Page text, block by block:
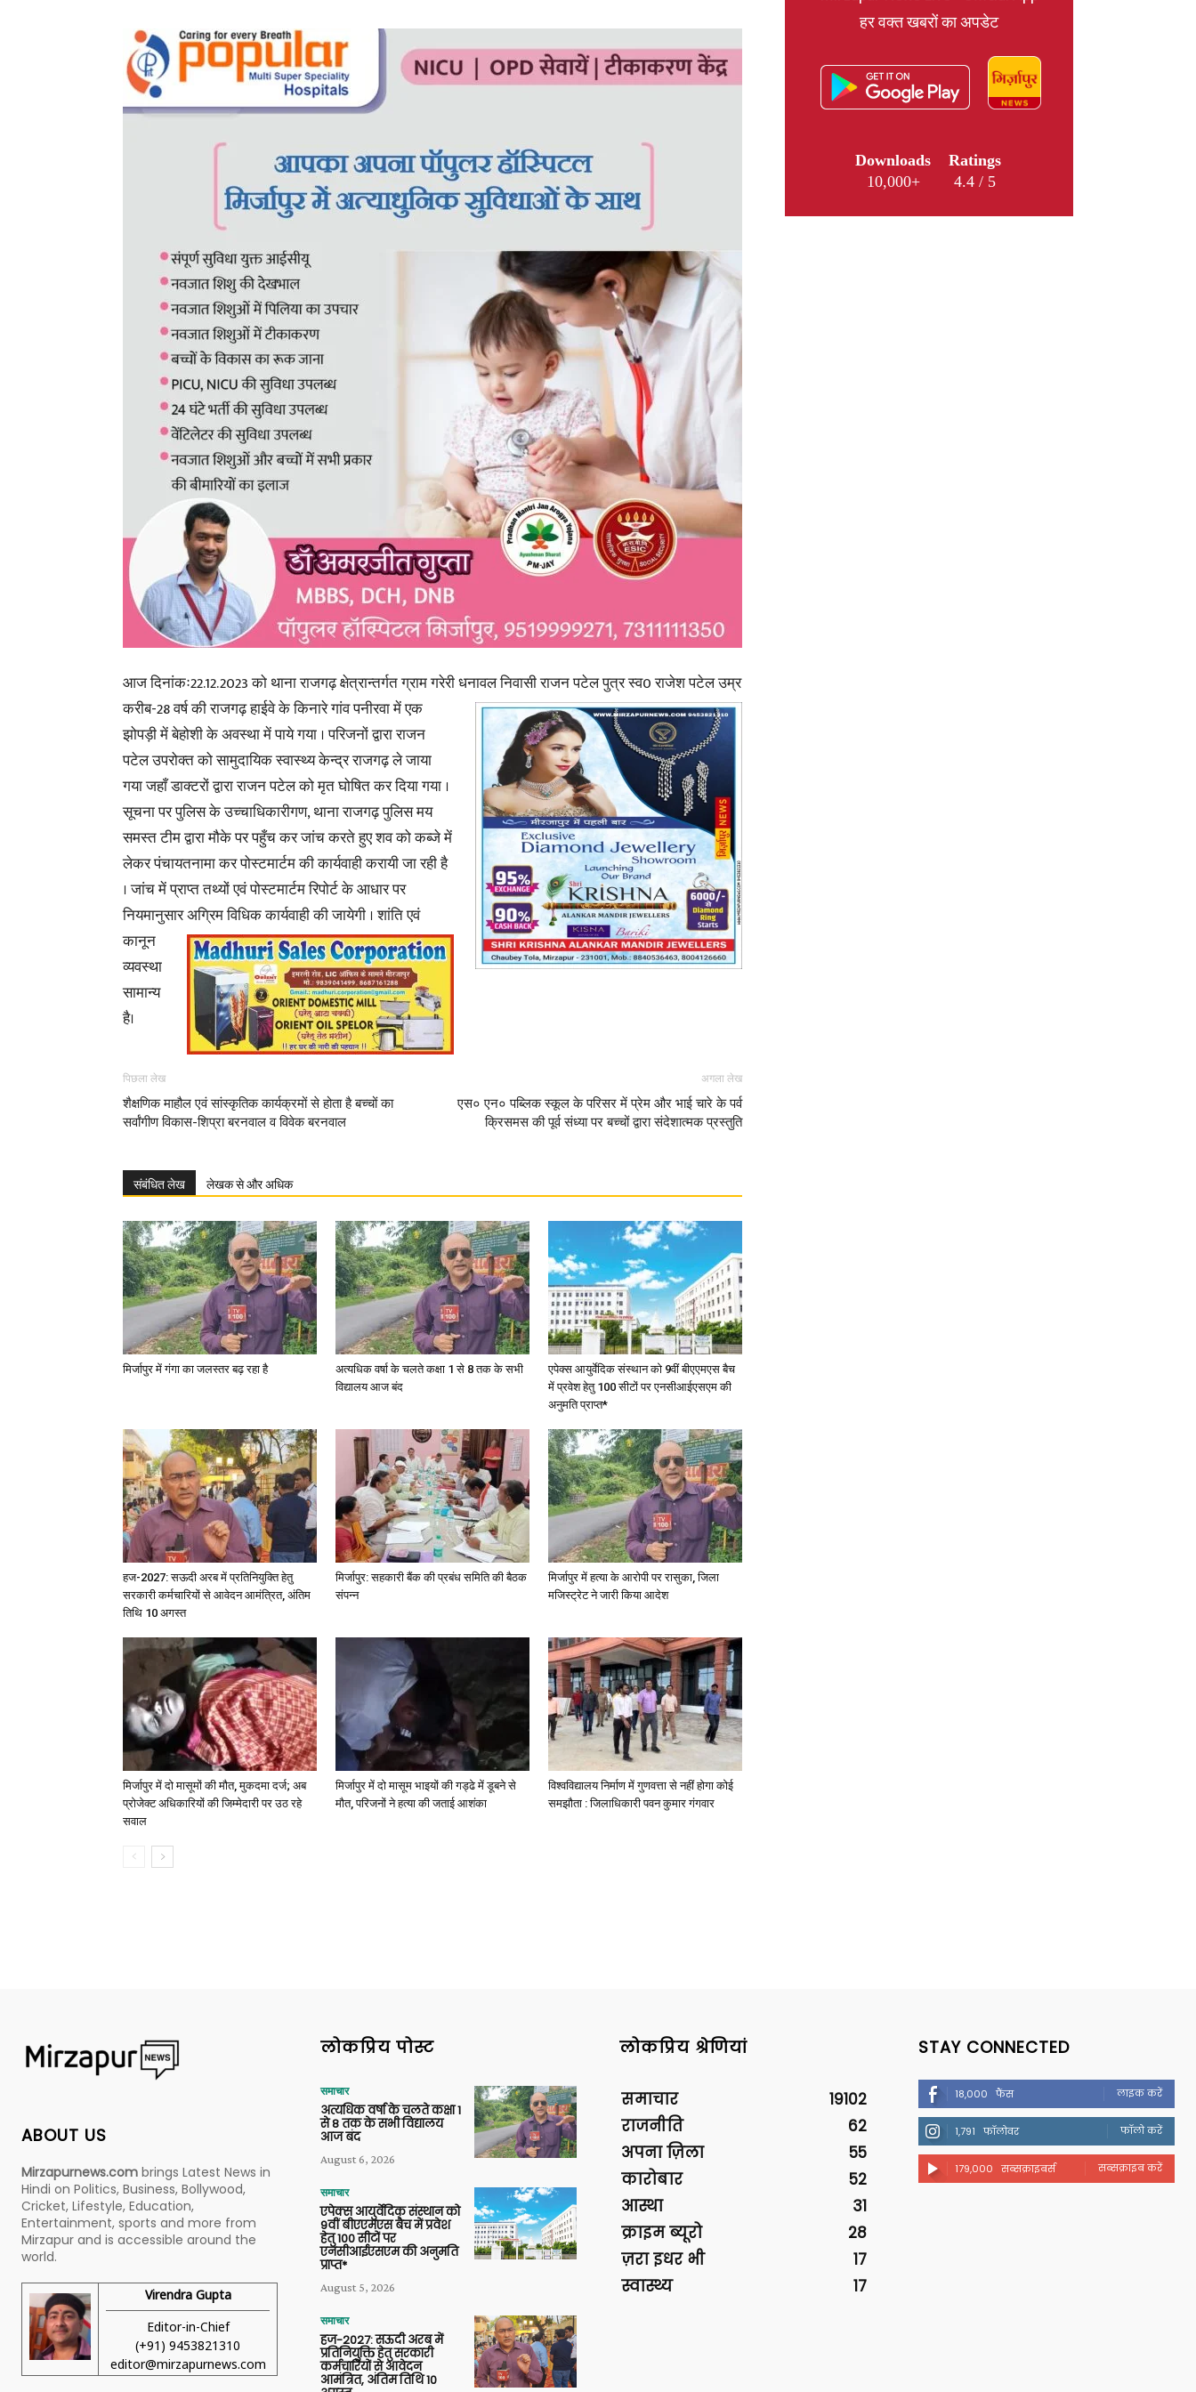
Latest
News
in
Hindi,
Today
Hindi
News
आज दिनांकः22.12.2023 को थाना राजगढ़ क्षेत्रान्तर्गत ग्राम गरेरी धनावल निवासी राजन पटेल पुत्र स्व0 राजेश पटेल उम्र
करीब-28 वर्ष की राजगढ़ हाईवे के किनारे गांव पनीरवा में एक
झोपड़ी में बेहोशी के अवस्था में पाये गया । परिजनों द्वारा राजन
पटेल उपरोक्त को सामुदायिक स्वास्थ्य केन्द्र राजगढ़ ले जाया
गया जहाँ डाक्टरों द्वारा राजन पटेल को मृत घोषित कर दिया गया ।
सूचना पर पुलिस के उच्चाधिकारीगण, थाना राजगढ़ पुलिस मय
समस्त टीम द्वारा मौके पर पहुँच कर जांच करते हुए शव को कब्जे में
लेकर पंचायतनामा कर पोस्टमार्टम की कार्यवाही करायी जा रही है
। जांच में प्राप्त तथ्यों एवं पोस्टमार्टम रिपोर्ट के आधार पर
नियमानुसार अग्रिमविधिक कार्यवाही की जायेगी । शांति एवं
कानून
व्यवस्था
सामान्य
है।
पिछला लेख
शैक्षणिक माहौल एवं सांस्कृतिक कार्यक्रमों से होता है बच्चों का
सर्वांगीण विकास-शिप्रा बरनवाल व विवेक बरनवाल
अगला लेख
एस० एन० पब्लिक स्कूल के परिसर में प्रेम और भाई चारे के पर्व
क्रिसमस की पूर्व संध्या पर बच्चों द्वारा संदेशात्मक प्रस्तुति
संबंधित लेख लेखक से और अधिक
मिर्जापुर में गंगा का जलस्तर बढ़ रहा है
अत्यधिक वर्षा के चलते कक्षा 1 से 8 तक के सभी
विद्यालय आज बंद
एपेक्स आयुर्वेदिक संस्थान को 9वीं बीएएमएस बैच
में प्रवेश हेतु 100 सीटों पर एनसीआईएसएम की
अनुमति प्राप्त*
हज-2027: सऊदी अरब में प्रतिनियुक्ति हेतु
सरकारी कर्मचारियों से आवेदन आमंत्रित, अंतिम
तिथि 10 अगस्त
मिर्जापुर: सहकारी बैंक की प्रबंध समिति की बैठक
संपन्न
मिर्जापुर में हत्या के आरोपी पर रासुका, जिला
मजिस्ट्रेट ने जारी किया आदेश
मिर्जापुर में दो मासूमों की मौत, मुकदमा दर्ज; अब
प्रोजेक्ट अधिकारियों की जिम्मेदारी पर उठ रहे
सवाल
मिर्जापुर में दो मासूम भाइयों की गड्ढे में डूबने से
मौत, परिजनों ने हत्या की जताई आशंका
विश्वविद्यालय निर्माण में गुणवत्ता से नहीं होगा कोई
समझौता : जिलाधिकारी पवन कुमार गंगवार
हर वक्त खबरों का अपडेट
Downloads
10,000+
Ratings
4.4 / 5
ABOUT US
Mirzapurnews.com brings Latest News in
Hindi on Politics, Business, Bollywood,
Cricket, Lifestyle, Education,
Entertainment, sports and more from
Mirzapur and is accessible around the
world.
Virendra Gupta
Editor-in-Chief
(+91) 9453821310
editor@mirzapurnews.com
लोकप्रिय पोस्ट
समाचार
अत्यधिक वर्षा के चलते कक्षा 1
से 8 तक के सभी विद्यालय
आज बंद
August 6, 2026
समाचार
एपेक्स आयुर्वेदिक संस्थान को
9वीं बीएएमएस बैच में प्रवेश
हेतु 100 सीटों पर
एनसीआईएसएम की अनुमति
प्राप्त*
August 5, 2026
समाचार
हज-2027: सऊदी अरब में
प्रतिनियुक्ति हेतु सरकारी
कर्मचारियों से आवेदन
आमंत्रित, अंतिम तिथि 10
लोकप्रिय श्रेणियां
समाचार
19102
राजनीति
62
अपना ज़िला
55
कारोबार
52
आस्था
31
क्राइम ब्यूरो
28
ज़रा इधर भी
17
स्वास्थ्य
17
STAY CONNECTED
18,000 फैंस लाइक करें
1,791 फॉलोवर फॉलो करें
179,000 सब्सक्राइबर्स सब्सक्राइब करें